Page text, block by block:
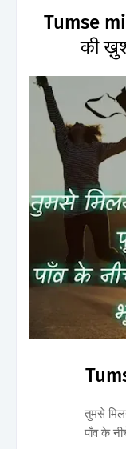
Tumse
की
तुमसे
पाँव के